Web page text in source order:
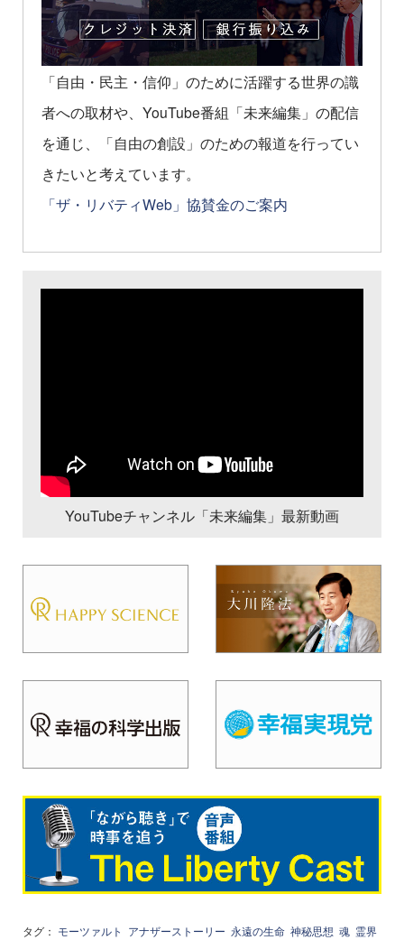
「自由・民主・信仰」のために活躍する世界の識
者への取材や、YouTube番組「未来編集」の配信
を通じ、「自由の創設」のための報道を行ってい
きたいと考えています。
「ザ・リバティWeb」協賛金のご案内
YouTubeチャンネル「未来編集」最新動画
タグ： モーツァルト アナザーストーリー 永遠の生命 神秘思想 魂 霊界